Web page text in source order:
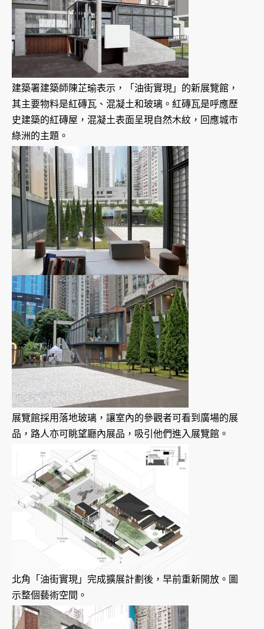
建築署建築師陳芷瑜表示，「油街實現」的新展覽館，
其主要物料是紅磚瓦、混凝土和玻璃。紅磚瓦是呼應歷
史建築的紅磚屋，混凝土表面呈現自然木紋，回應城市
綠洲的主題。
展覽館採用落地玻璃，讓室內的參觀者可看到廣場的展
品，路人亦可眺望廳內展品，吸引他們進入展覽館。
北角「油街實現」完成擴展計劃後，早前重新開放。圖
示整個藝術空間。